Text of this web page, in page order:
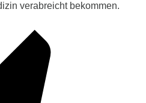
verabreicht bekommen.